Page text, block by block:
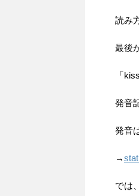
読み
最後
「
発音
発音
→
では